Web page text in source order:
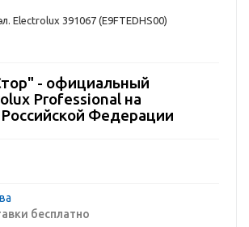
Electrolux 391067 (E9FTEDHS00)
- официальный
Professional на
Федерации
бесплатно